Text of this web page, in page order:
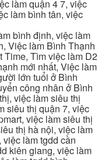
làm quận 4 7, việc
làm bình tân, việc
bình định, việc làm
Việc làm Bình Thạnh
Time, Tìm việc làm D2
mới nhất, Việc làm
lớn tuổi ở Bình
công nhân ở Bình
việc làm siêu thị
siêu thị quận 7, việc
việc làm siêu thị
thị hà nội, việc làm
làm tgdd cần
kiên giang, việc làm